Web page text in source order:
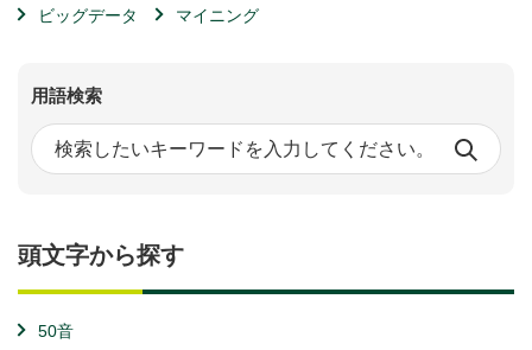
ビッグデータ マイニング
用語検索
頭文字から探す
50音